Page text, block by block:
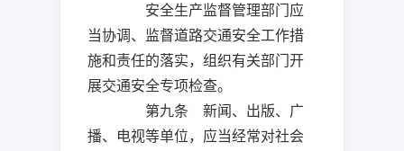
安全生产监督管理部门应
当协调、监督道路交通安全工作措
施和责任的落实，组织有关部门开
展交通安全专项检查。
第九条 新闻、出版、广
播、电视等单位，应当经常对社会